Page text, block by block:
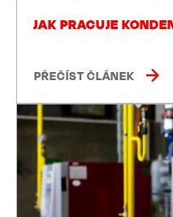
JAK PRACUJE
PŘEČÍST ČLÁNEK